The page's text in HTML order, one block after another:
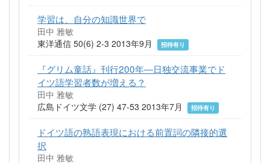
学習は、自分の知識世界で
田中 雅敏
東洋通信 50(6) 2-3 2013年9月
招待有り
『グリム童話』刊行200年―日独交流事業でド
イツ語学習者数が増える？
田中 雅敏
広島ドイツ文学 (27) 47-53 2013年7月
招待有り
ドイツ語の熟語表現における前置詞の隣接的選
択
田中 雅敏